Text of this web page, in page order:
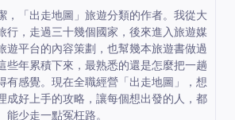
，「出走地圖」旅遊分類的作者。我從大
行，走過三十幾個國家，後來進入旅遊媒
遊平台的內容策劃，也幫幾本旅遊書做過
些年累積下來，最熟悉的還是怎麼把一趟
有感覺。現在全職經營「出走地圖」，想
成好上手的攻略，讓每個想出發的人，都
能少走一點冤枉路。